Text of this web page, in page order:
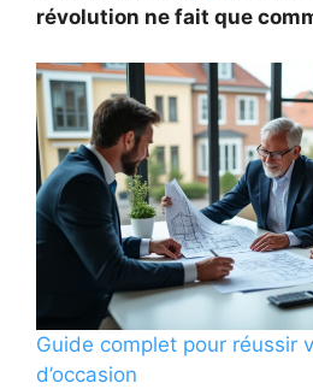
révolution ne fait que
Guide complet pour réussir
d’occasion